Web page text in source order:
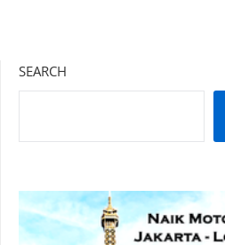
SEARCH